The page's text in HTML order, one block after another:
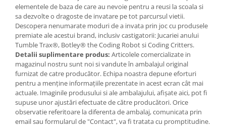
Jocuri cu litere
Jocuri cu numere
Jocuri de indemanare
Jocuri de carti
Jocuri interactive
Jocuri de podea
Carti pe alese
Carti pentru copii 1 an
elementele de baza de care au nevoie pentru a reusi la scoala si
sa dezvolte o dragoste de invatare pe tot parcursul vietii.
Descopera nenumarate moduri de a invata prin joc cu produsele
premiate ale acestui brand, inclusiv castigatorii: Jucariei anului
Tumble Trax®, Botley® the Coding Robot si Coding Critters.
Detalii suplimentare produs: Articolele comercializate in
magazinul nostru sunt noi si vandute în ambalajul original
furnizat de catre producător. Echipa noastra depune eforturi
pentru a menține informațiile prezentate in acest ecran cât mai
actuale. Imaginile produsului si ale ambalajului, afișate aici, pot fi
supuse unor ajustări efectuate de către producători. Orice
observatie referitoare la diferenta de ambalaj, comunicata prin
email sau formularul de "Contact", va fi tratata cu promptitudine.